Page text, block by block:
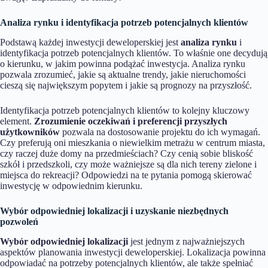
Analiza rynku i identyfikacja potrzeb potencjalnych klientów
Podstawą każdej inwestycji deweloperskiej jest analiza rynku i
identyfikacja potrzeb potencjalnych klientów. To właśnie one decydują
o kierunku, w jakim powinna podążać inwestycja. Analiza rynku
pozwala zrozumieć, jakie są aktualne trendy, jakie nieruchomości
cieszą się największym popytem i jakie są prognozy na przyszłość.
Identyfikacja potrzeb potencjalnych klientów to kolejny kluczowy
element. Zrozumienie oczekiwań i preferencji przyszłych
użytkowników pozwala na dostosowanie projektu do ich wymagań.
Czy preferują oni mieszkania o niewielkim metrażu w centrum miasta,
czy raczej duże domy na przedmieściach? Czy cenią sobie bliskość
szkół i przedszkoli, czy może ważniejsze są dla nich tereny zielone i
miejsca do rekreacji? Odpowiedzi na te pytania pomogą skierować
inwestycję w odpowiednim kierunku.
Wybór odpowiedniej lokalizacji i uzyskanie niezbędnych
pozwoleń
Wybór odpowiedniej lokalizacji jest jednym z najważniejszych
aspektów planowania inwestycji deweloperskiej. Lokalizacja powinna
odpowiadać na potrzeby potencjalnych klientów, ale także spełniać